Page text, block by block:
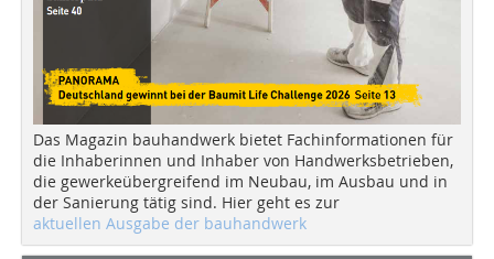
Das Magazin bauhandwerk bietet Fachinformationen für
die Inhaberinnen und Inhaber von Handwerksbetrieben,
die gewerkeübergreifend im Neubau, im Ausbau und in
der Sanierung tätig sind. Hier geht es zur
aktuellen Ausgabe der bauhandwerk